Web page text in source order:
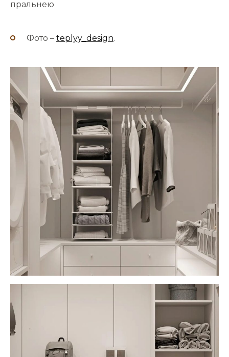
пральнею
Фото – teplyy_design.